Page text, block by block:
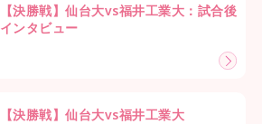
【決勝戦】仙台大vs福井工業大：試合後
インタビュー
【決勝戦】仙台大vs福井工業大